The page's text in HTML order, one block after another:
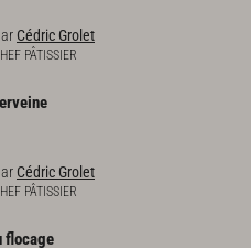
Cédric Grolet
PÂTISSIER
Cédric Grolet
PÂTISSIER
flocage